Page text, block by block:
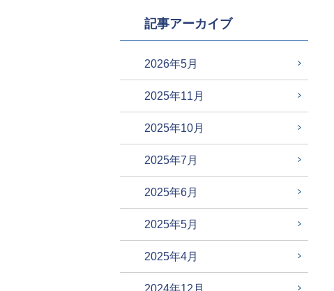
記事アーカイブ
2026年5月
2025年11月
2025年10月
2025年7月
2025年6月
2025年5月
2025年4月
2024年12月